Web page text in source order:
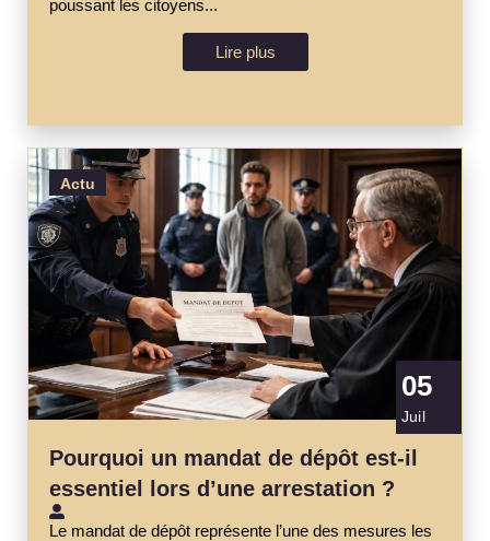
poussant les citoyens...
Lire plus
Actu
05
Juil
Pourquoi un mandat de dépôt est-il
essentiel lors d’une arrestation ?
Le mandat de dépôt représente l’une des mesures les